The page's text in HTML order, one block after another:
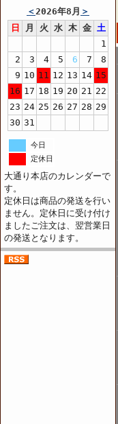
＜2026年8月 ＞
日
月 火 水 木 金 土
1
2
3 4 5 6 7
8
9 10 11 12 13 14 15
16 17 18 19 20 21 22
23 24 25 26 27 28 29
30 31
今日
定休日
大通り本店のカレンダーで
す。
定休日は商品の発送を行い
ません。定休日に受け付け
ましたご注文は、翌営業日
の発送となります。